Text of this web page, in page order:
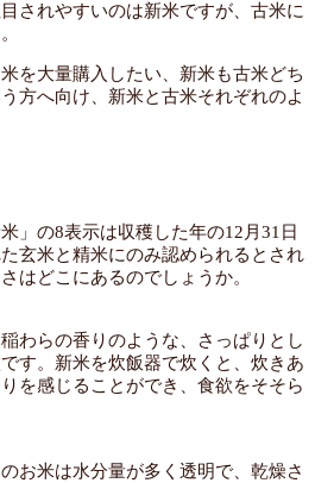
されやすいのは新米ですが、古米に
を大量購入したい、新米も古米どち
方へ向け、新米と古米それぞれのよ
」の8表示は収穫した年の12月31日
玄米と精米にのみ認められるとされ
はどこにあるのでしょうか。
わらの香りのような、さっぱりとし
す。新米を炊飯器で炊くと、炊きあ
を感じることができ、食欲をそそら
お米は水分量が多く透明で、乾燥さ